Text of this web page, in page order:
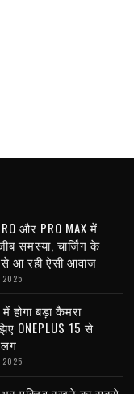
और PRO MAX में
समस्या, चार्जिंग के
से आ रही ऐसी आवाज
2025
होगा बड़ा कैमरा
ONEPLUS 15 से
2025